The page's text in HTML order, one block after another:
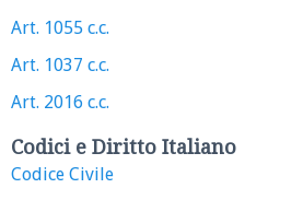
Art. 1055 c.c.
Art. 1037 c.c.
Art. 2016 c.c.
Codici e Diritto Italiano
Codice Civile